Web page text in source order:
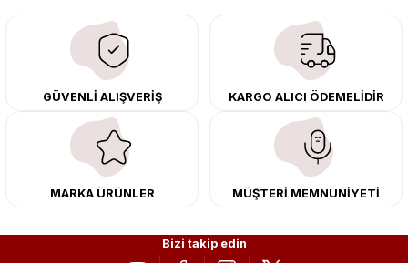
çıkma orijinal ürünler ile yenileyebilir, body kit uygulamalarıyla aracınızın
tasarımını ve aerodinamisini üst seviyeye taşıyabilirsiniz.
Tüm ürünlerimiz orijinal, dayanıklı ve uzun ömürlüdür. İstanbul’daki montaj
merkezimizde profesyonel montaj yapıyor, Türkiye’nin her yerine güvenli
kargo ile teslimat gerçekleştiriyoruz. Aracınıza değer katmak için doğru
adres: Egzoz Sepeti.
GÜVENLİ ALIŞVERİŞ KARGO ALICI ÖDEMELİDİR
MARKA ÜRÜNLER MÜŞTERİ MEMNUNİYETİ
Bizi takip edin